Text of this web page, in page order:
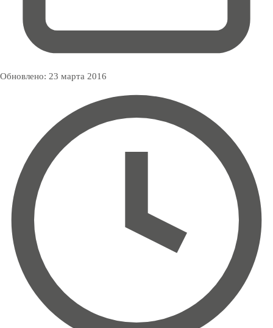
Обновлено: 23 марта 2016